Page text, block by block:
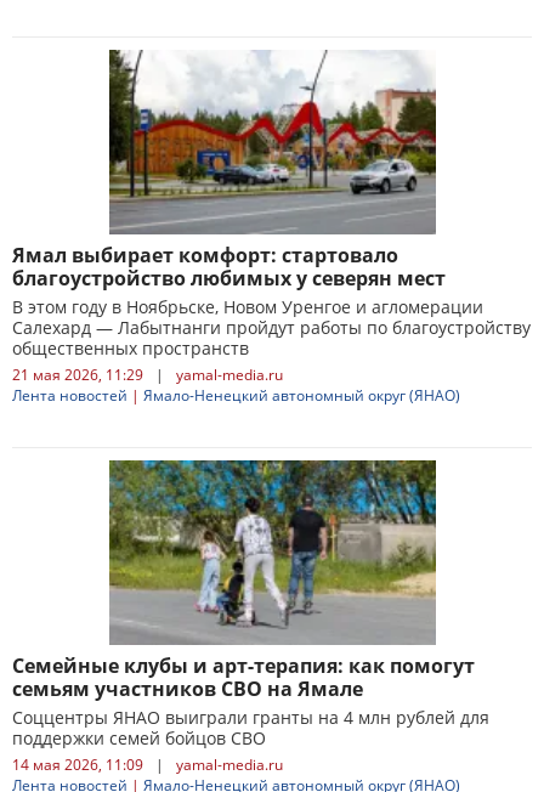
Ямал выбирает комфорт: стартовало
благоустройство любимых у северян мест
В этом году в Ноябрьске, Новом Уренгое и агломерации
Салехард — Лабытнанги пройдут работы по благоустройству
общественных пространств
21 мая 2026, 11:29 |
yamal-media.ru
Лента новостей | Ямало-Ненецкий автономный округ (ЯНАО)
Семейные клубы и арт-терапия: как помогут
семьям участников СВО на Ямале
Соццентры ЯНАО выиграли гранты на 4 млн рублей для
поддержки семей бойцов СВО
14 мая 2026, 11:09 |
yamal-media.ru
Лента новостей | Ямало-Ненецкий автономный округ (ЯНАО)